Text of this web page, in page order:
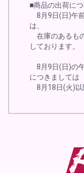
■商品の出荷に
8月9日(日)午
は、
在庫のあるも
しております。
8月9日(日)の
につきましては
8月18日(火)以